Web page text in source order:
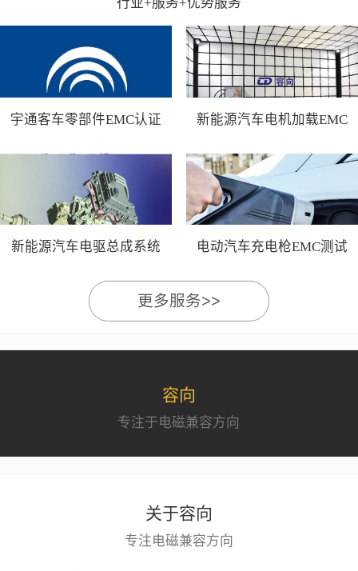
宇通客车零部件EMC认证
新能源汽车电机加载EMC
新能源汽车电驱总成系统
电动汽车充电枪EMC测试
更多服务>>
容向
专注于电磁兼容方向
关于容向
专注电磁兼容方向